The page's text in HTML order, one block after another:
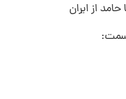
از ایران